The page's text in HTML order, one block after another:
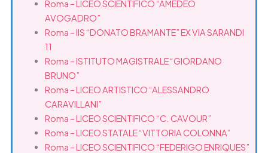
Roma – LICEO SCIENTIFICO “AMEDEO
AVOGADRO”
Roma – IIS “DONATO BRAMANTE” EX VIA SARANDI
11
Roma – ISTITUTO MAGISTRALE “GIORDANO
BRUNO”
Roma – LICEO ARTISTICO “ALESSANDRO
CARAVILLANI”
Roma – LICEO SCIENTIFICO “C. CAVOUR”
Roma – LICEO STATALE “VITTORIA COLONNA”
Roma – LICEO SCIENTIFICO “FEDERIGO ENRIQUES”